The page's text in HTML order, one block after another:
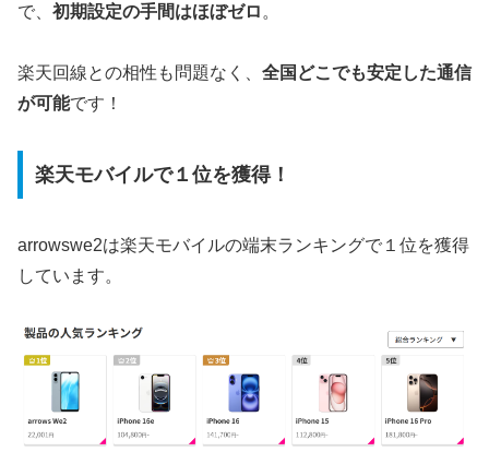
で、 初期設定の手間はほぼゼロ 。
楽天回線との相性も問題なく、 全国どこでも安定した通信
が可能です！
楽天モバイルで１位を獲得！
arrowswe2は楽天モバイルの端末ランキングで１位を獲得
しています。